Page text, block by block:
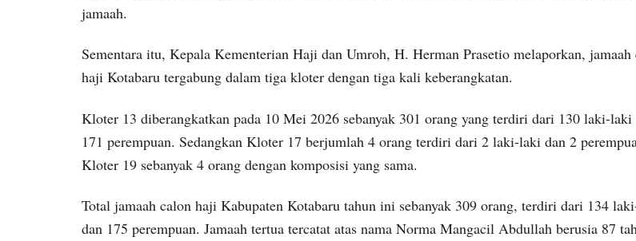
jamaah.
Sementara itu, Kepala Kementerian Haji dan Umroh, H. Herman Prasetio melaporkan, jamaah
haji Kotabaru tergabung dalam tiga kloter dengan tiga kali keberangkatan.
Kloter 13 diberangkatkan pada 10 Mei 2026 sebanyak 301 orang yang terdiri dari 130 laki-laki
171 perempuan. Sedangkan Kloter 17 berjumlah 4 orang terdiri dari 2 laki-laki dan 2
Kloter 19 sebanyak 4 orang dengan komposisi yang sama.
Total jamaah calon haji Kabupaten Kotabaru tahun ini sebanyak 309 orang, terdiri dari 134
dan 175 perempuan. Jamaah tertua tercatat atas nama Norma Mangacil Abdullah berusia 87